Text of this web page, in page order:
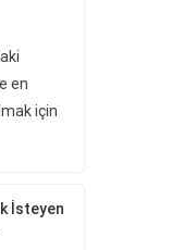
en
için
İsteyen